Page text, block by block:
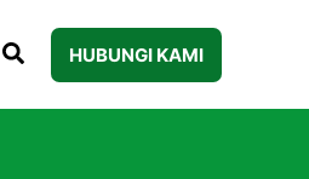
HUBUNGI KAMI